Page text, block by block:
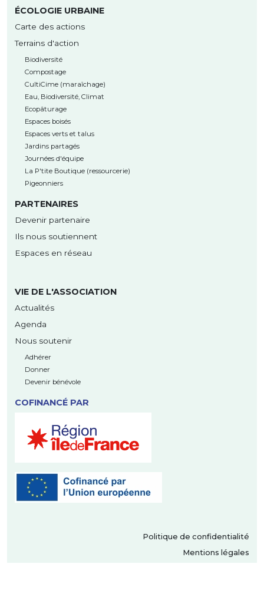
ÉCOLOGIE URBAINE
Carte des actions
Terrains d'action
Biodiversité
Compostage
CultiCime (maraîchage)
Eau, Biodiversité, Climat
Ecopâturage
Espaces boisés
Espaces verts et talus
Jardins partagés
Journées d'équipe
La P'tite Boutique (ressourcerie)
Pigeonniers
PARTENAIRES
Devenir partenaire
Ils nous soutiennent
Espaces en réseau
VIE DE L'ASSOCIATION
Actualités
Agenda
Nous soutenir
Adhérer
Donner
Devenir bénévole
COFINANCÉ PAR
Politique de confidentialité
Mentions légales